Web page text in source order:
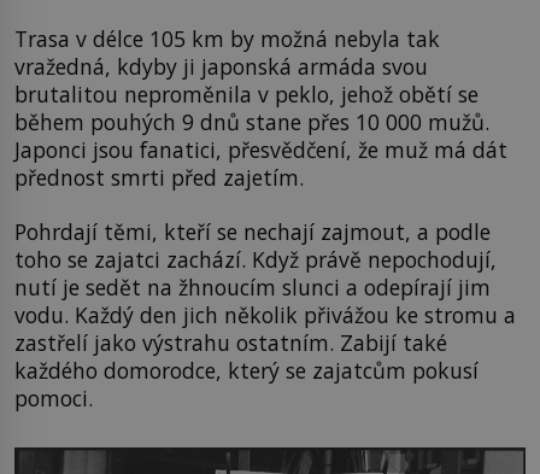
Trasa v délce 105 km by možná nebyla tak
vražedná, kdyby ji japonská armáda svou
brutalitou neproměnila v peklo, jehož obětí se
během pouhých 9 dnů stane přes 10 000 mužů.
Japonci jsou fanatici, přesvědčení, že muž má dát
přednost smrti před zajetím.
Pohrdají těmi, kteří se nechají zajmout, a podle
toho se zajatci zachází. Když právě nepochodují,
nutí je sedět na žhnoucím slunci a odepírají jim
vodu. Každý den jich několik přivážou ke stromu a
zastřelí jako výstrahu ostatním. Zabijí také
každého domorodce, který se zajatcům pokusí
pomoci.